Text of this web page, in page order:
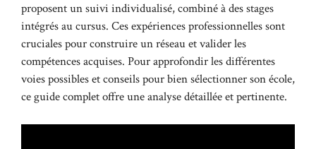
proposent un suivi individualisé, combiné à des stages
intégrés au cursus. Ces expériences professionnelles sont
cruciales pour construire un réseau et valider les
compétences acquises. Pour approfondir les différentes
voies possibles et conseils pour bien sélectionner son école,
ce guide completoffre une analyse détaillée et pertinente.